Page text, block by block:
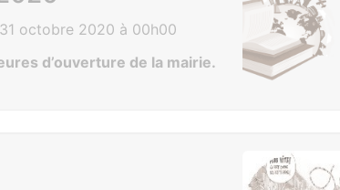
octobre 2020 à 00h00
d’ouverture de la mairie.